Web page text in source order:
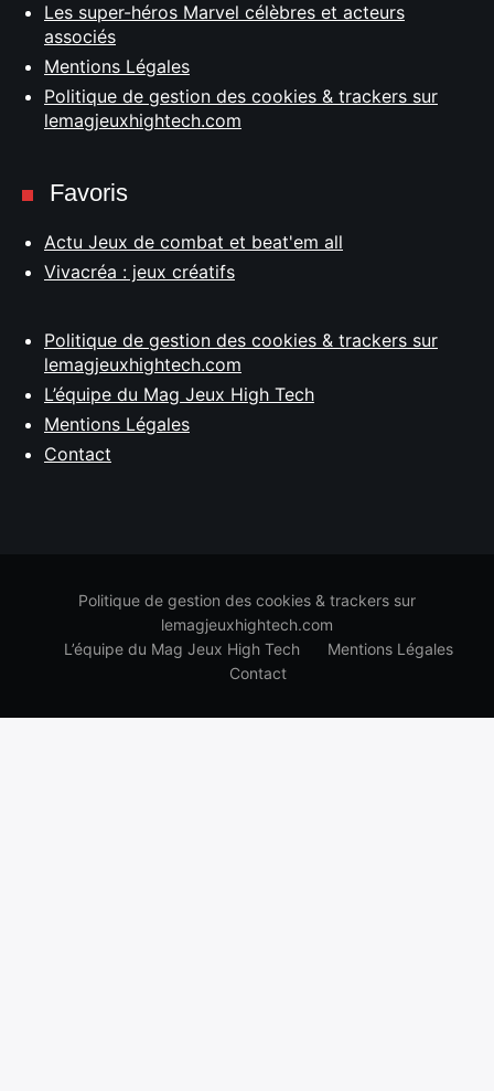
Les super-héros Marvel célèbres et acteurs
associés
Mentions Légales
Politique de gestion des cookies & trackers sur
lemagjeuxhightech.com
Favoris
Actu Jeux de combat et beat'em all
Vivacréa : jeux créatifs
Politique de gestion des cookies & trackers sur
lemagjeuxhightech.com
L’équipe du Mag Jeux High Tech
Mentions Légales
Contact
Politique de gestion des cookies & trackers sur
lemagjeuxhightech.com
L’équipe du Mag Jeux High Tech
Mentions Légales
Contact